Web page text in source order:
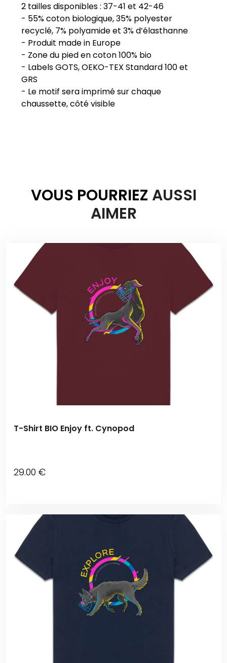
2 tailles disponibles : 37-41 et 42-46
- 55% coton biologique, 35% polyester
recyclé, 7% polyamide et 3% d’élasthanne
- Produit made in Europe
- Zone du pied en coton 100% bio
- Labels GOTS, OEKO-TEX Standard 100 et
GRS
- Le motif sera imprimé sur chaque
VOUS POURRIEZ AUSSI
AIMER
T-Shirt BIO Enjoy ft. Cynopod
29.00 €